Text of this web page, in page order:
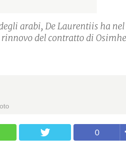
arabi, De Laurentiis ha nel
del contratto di
0